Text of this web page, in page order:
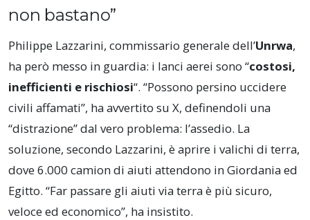
non bastano”
Philippe Lazzarini, commissario generale dell’Unrwa,
ha però messo in guardia: i lanci aerei sono “costosi,
inefficienti e rischiosi“. “Possono persino uccidere
civili affamati”, ha avvertito su X, definendoli una
“distrazione” dal vero problema: l’assedio. La
soluzione, secondo Lazzarini, è aprire i valichi di terra,
dove 6.000 camion di aiuti attendono in Giordania ed
Egitto. “Far passare gli aiuti via terra è più sicuro,
veloce ed economico”, ha insistito.